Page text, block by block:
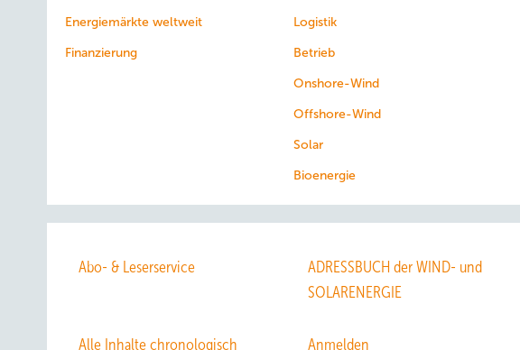
Energiemärkte weltweit
Finanzierung
Logistik
Betrieb
Onshore-Wind
Offshore-Wind
Solar
Bioenergie
Abo- & Leserservice
ADRESSBUCH der WIND- und
SOLARENERGIE
Alle Inhalte chronologisch Anmelden